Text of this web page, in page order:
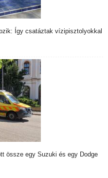
Így csatáztak vízipisztolyokkal
össze egy Suzuki és egy Dodge